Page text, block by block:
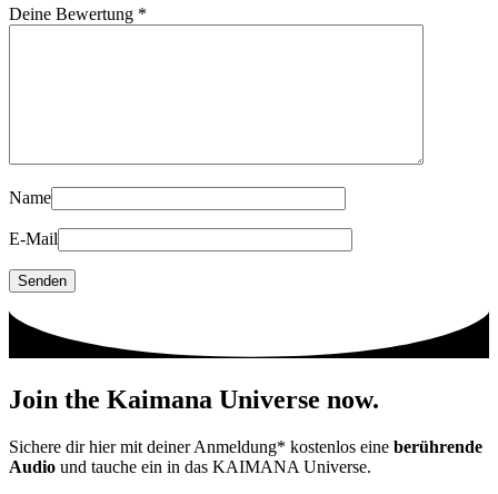
Deine Bewertung *
Name
E-Mail
Join the Kaimana Universe now.
Sichere dir hier mit deiner Anmeldung* kostenlos eine berührende
Audio und tauche ein in das KAIMANA Universe.